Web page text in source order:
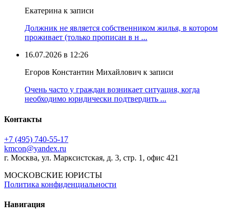
Екатерина к записи
Должник не является собственником жилья, в котором
проживает (только прописан в н ...
16.07.2026 в 12:26
Егоров Константин Михайлович к записи
Очень часто у граждан возникает ситуация, когда
необходимо юридически подтвердить ...
Контакты
+7 (495) 740‑55‑17
kmcon@yandex.ru
г. Москва, ул. Марксистская, д. 3, стр. 1, офис 421
МОСКОВСКИЕ ЮРИСТЫ
Политика конфиденциальности
Навигация